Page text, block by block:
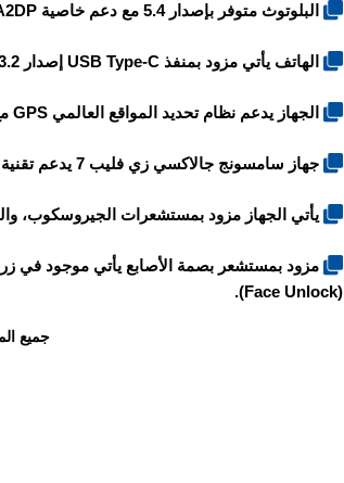
البلوتوث متوفر بإصدار 5.4 مع دعم خاصية A2DP وLE.
الهاتف يأتي مزود بمنفذ USB Type-C إصدار 3.2، الذي يدعم خاصية OTG.
الجهاز يدعم نظام تحديد المواقع العالمي GPS مع دعم أنظمة تحديد المواقع الأخرى GLONASS وGALILEO وBeiDou وQZSS.
جهاز سامسونج جالاكسي زي فليب 7 يدعم تقنية الاتصال قريب المدى NFC.
يأتي الجهاز مزود بمستشعرات الجيروسكوب،
مزود بمستشعر بصمة الأصابع يأتي موجود في
(Face Unlock).
جميع